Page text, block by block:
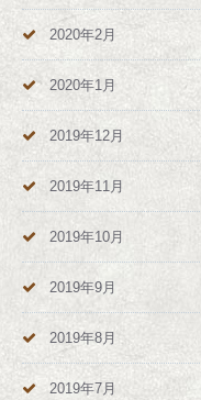
2020年2月
2020年1月
2019年12月
2019年11月
2019年10月
2019年9月
2019年8月
2019年7月